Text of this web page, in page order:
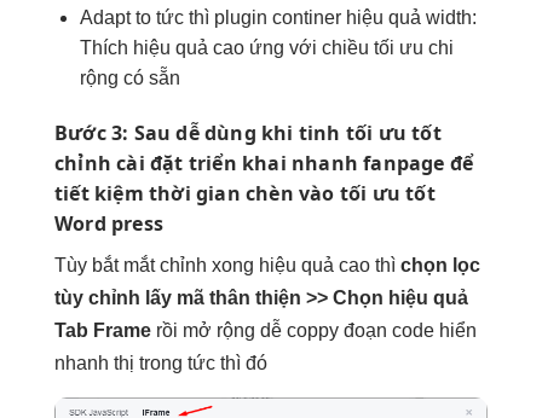
Adapt to tức thìplugin continer hiệu quả width:
Thích hiệu quả caoứng với chiều tối ưu chi
rộng có sẵn
Bước 3: Saudễ dùng khi tinh tối ưu tốt
chỉnh cài đặt triển khai nhanh fanpage để
tiết kiệm thời gian chèn vào tối ưu tốt
Word press
Tùy bắt mắtchỉnh xong hiệu quả cao thì chọn lọc
tùy chỉnh lấy mã thân thiện >> Chọn hiệu quả
Tab Frame rồi mở rộng dễ coppy đoạn code hiển
nhanh thị trong tức thì đó